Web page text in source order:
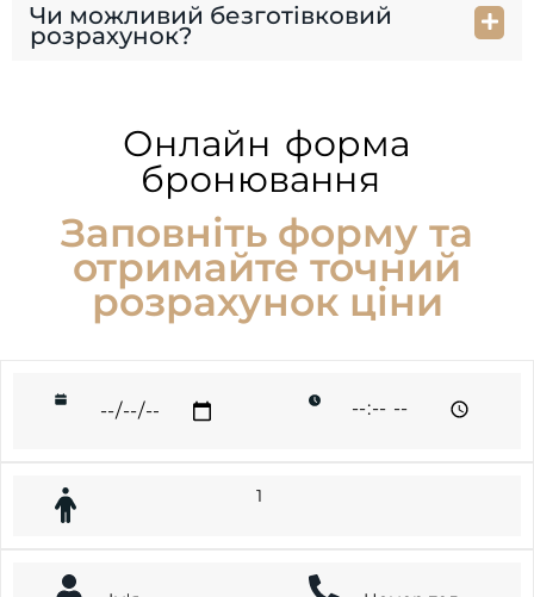
Чи можливий безготівковий
розрахунок?
Онлайн форма
бронювання
Заповніть форму та
отримайте точний
розрахунок ціни